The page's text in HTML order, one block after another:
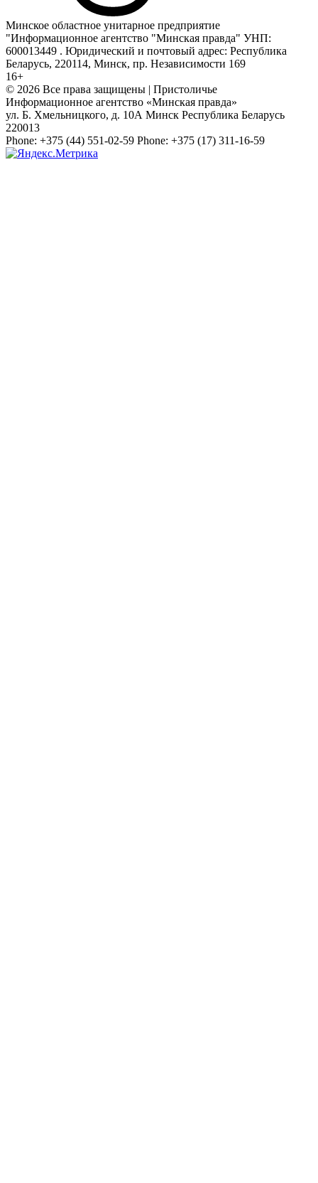
Минское областное унитарное предприятие
"Информационное агентство "Минская правда" УНП:
600013449 . Юридический и почтовый адрес: Республика
Беларусь, 220114, Минск, пр. Независимости 169
16+
© 2026 Все права защищены | Пристоличье
Информационное агентство «Минская правда»
ул. Б. Хмельницкого, д. 10А Минск Республика Беларусь
220013
Phone: +375 (44) 551-02-59 Phone: +375 (17) 311-16-59